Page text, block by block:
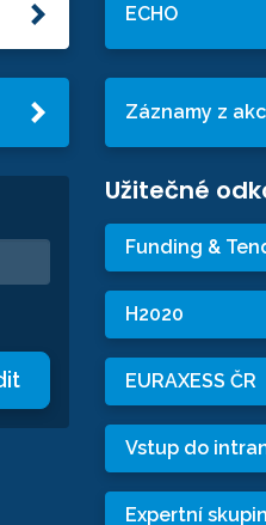
ECHO
Záznamy z
Užitečné
Funding &
H2020
EURAXESS ČR
Vstup do
Expertní